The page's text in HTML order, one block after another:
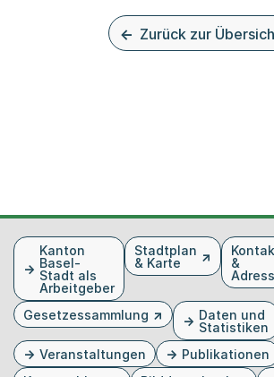
Zurück zur
FusszeileKanton
Basel-
Stadt als
Arbeitgeber
Stadtplan
& Karte
&
Gesetzessammlung
Daten und
Statistiken
Veranstaltungen Publikationen